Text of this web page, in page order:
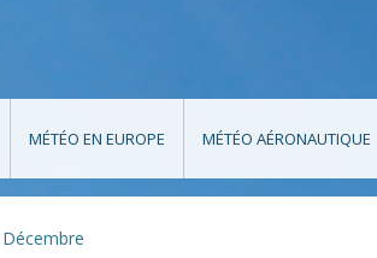
MÉTÉO EN EUROPE MÉTÉO AÉRONAUTIQUE
Décembre